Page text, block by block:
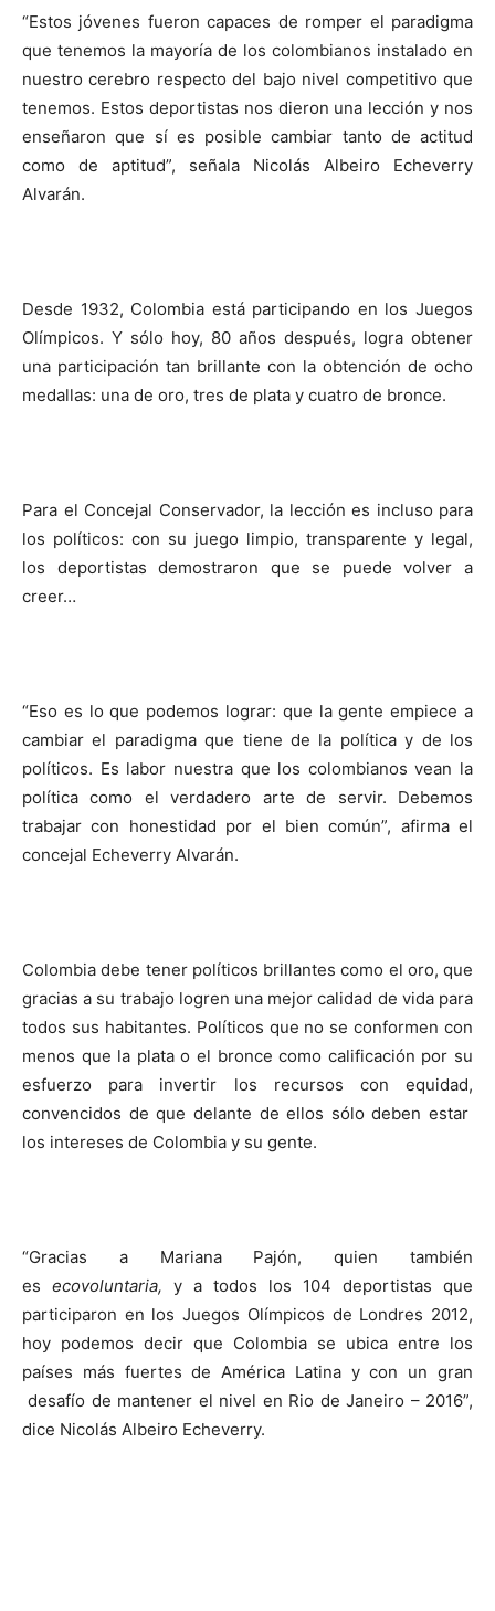
“Estos jóvenes fueron capaces de romper el paradigma
que tenemos la mayoría de los colombianos instalado en
nuestro cerebro respecto del bajo nivel competitivo que
tenemos. Estos deportistas nos dieron una lección y nos
enseñaron que sí es posible cambiar tanto de actitud
como de aptitud”, señala Nicolás Albeiro Echeverry
Alvarán.
Desde 1932, Colombia está participando en los Juegos
Olímpicos. Y sólo hoy, 80 años después, logra obtener
una participación tan brillante con la obtención de ocho
medallas: una de oro, tres de plata y cuatro de bronce.
Para el Concejal Conservador, la lección es incluso para
los políticos: con su juego limpio, transparente y legal,
los deportistas demostraron que se puede volver a
creer…
“Eso es lo que podemos lograr: que la gente empiece a
cambiar el paradigma que tiene de la política y de los
políticos. Es labor nuestra que los colombianos vean la
política como el verdadero arte de servir. Debemos
trabajar con honestidad por el bien común”, afirma el
concejal Echeverry Alvarán.
Colombia debe tener políticos brillantes como el oro, que
gracias a su trabajo logren una mejor calidad de vida para
todos sus habitantes. Políticos que no se conformen con
menos que la plata o el bronce como calificación por su
esfuerzo para invertir los recursos con equidad,
convencidos de que delante de ellos sólo deben estar
los intereses de Colombia y su gente.
“Gracias a Mariana Pajón, quien también
es ecovoluntaria, y a todos los 104 deportistas que
participaron en los Juegos Olímpicos de Londres 2012,
hoy podemos decir que Colombia se ubica entre los
países más fuertes de América Latina y con un gran
desafío de mantener el nivel en Rio de Janeiro – 2016”,
dice Nicolás Albeiro Echeverry.